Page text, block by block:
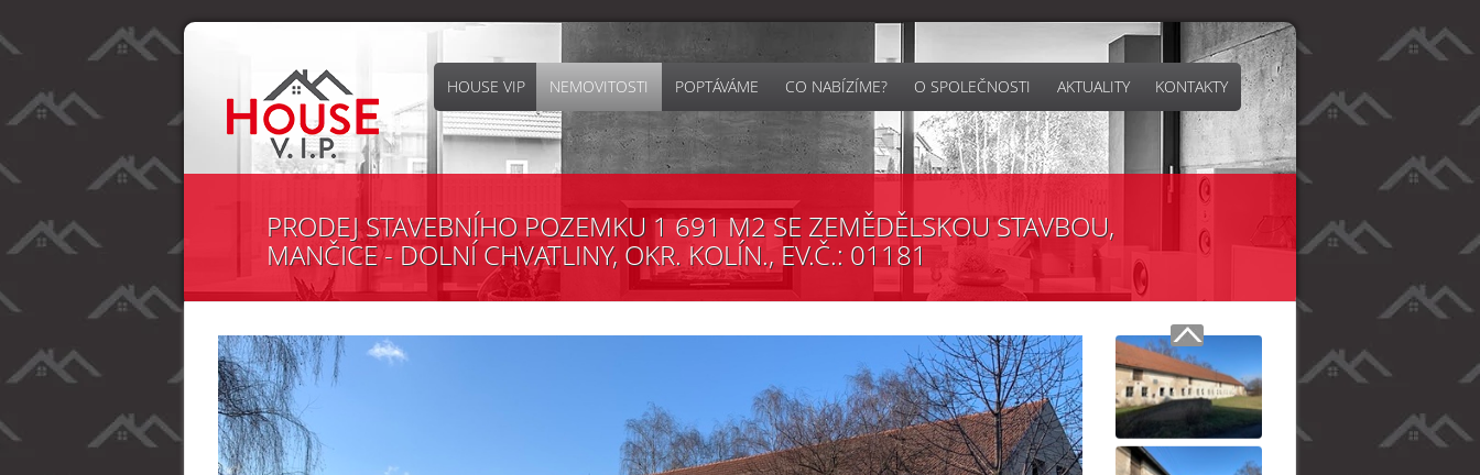
HOUSE VIP NEMOVITOSTI POPTÁVÁME CO NABÍZÍME? O SPOLEČNOSTI AKTUALITY KONTAKTY
PRODEJ STAVEBNÍHO POZEMKU 1 691 M2 SE ZEMĚDĚLSKOU STAVBOU,
MANČICE - DOLNÍ CHVATLINY, OKR. KOLÍN., EV.Č.: 01181